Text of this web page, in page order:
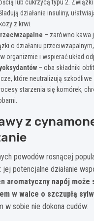
lub cukrzycą typu 2.
działanie insuliny,
z krwi.
– zarówno kawa
o działaniu
organizmie i wspierać układ
– oba składniki
które neutralizują szkodliwe
starzenia się komórek,
z
powodów rosnącej
potencjalne działanie
aromatyczny napój może
w walce o szczupłą
w sobie nie dokona cudów: